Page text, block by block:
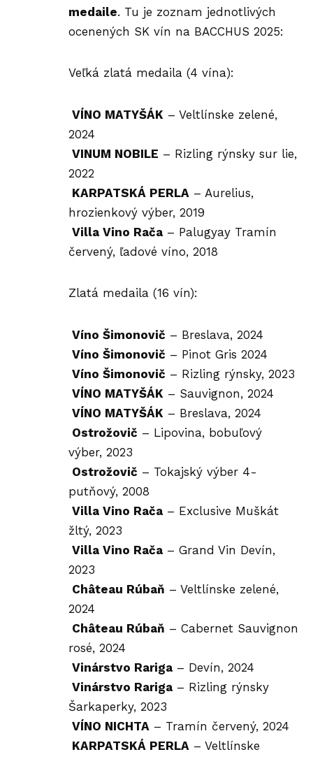
medaile. Tu je zoznam jednotlivých
ocenených SK vín na BACCHUS 2025:
Veľká zlatá medaila (4 vína):
VÍNO MATYŠÁK – Veltlínske zelené,
2024
VINUM NOBILE – Rizling rýnsky sur lie,
2022
KARPATSKÁ PERLA – Aurelius,
hrozienkový výber, 2019
Villa Vino Rača – Palugyay Tramín
červený, ľadové víno, 2018
Zlatá medaila (16 vín):
Víno Šimonovič – Breslava, 2024
Víno Šimonovič – Pinot Gris 2024
Víno Šimonovič – Rizling rýnsky, 2023
VÍNO MATYŠÁK – Sauvignon, 2024
VÍNO MATYŠÁK – Breslava, 2024
Ostrožovič – Lipovina, bobuľový
výber, 2023
Ostrožovič – Tokajský výber 4-
putňový, 2008
Villa Vino Rača – Exclusive Muškát
žltý, 2023
Villa Vino Rača – Grand Vin Devín,
2023
Château Rúbaň – Veltlínske zelené,
2024
Château Rúbaň – Cabernet Sauvignon
rosé, 2024
Vinárstvo Rariga – Devín, 2024
Vinárstvo Rariga – Rizling rýnsky
Šarkaperky, 2023
VÍNO NICHTA – Tramín červený, 2024
KARPATSKÁ PERLA – Veltlínske